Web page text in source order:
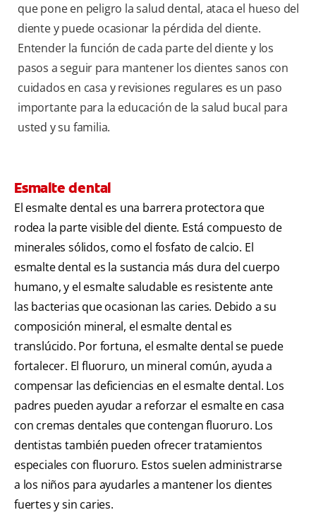
que pone en peligro la salud dental, ataca el hueso del
diente y puede ocasionar la pérdida del diente.
Entender la función de cada parte del diente y los
pasos a seguir para mantener los dientes sanos con
cuidados en casa y revisiones regulares es un paso
importante para la educación de la salud bucal para
usted y su familia.
Esmalte dental
El esmalte dental es una barrera protectora que
rodea la parte visible del diente. Está compuesto de
minerales sólidos, como el fosfato de calcio. El
esmalte dental es la sustancia más dura del cuerpo
humano, y el esmalte saludable es resistente ante
las bacterias que ocasionan las caries. Debido a su
composición mineral, el esmalte dental es
translúcido. Por fortuna, el esmalte dental se puede
fortalecer. El fluoruro, un mineral común, ayuda a
compensar las deficiencias en el esmalte dental. Los
padres pueden ayudar a reforzar el esmalte en casa
con cremas dentales que contengan fluoruro. Los
dentistas también pueden ofrecer tratamientos
especiales con fluoruro. Estos suelen administrarse
a los niños para ayudarles a mantener los dientes
fuertes y sin caries.